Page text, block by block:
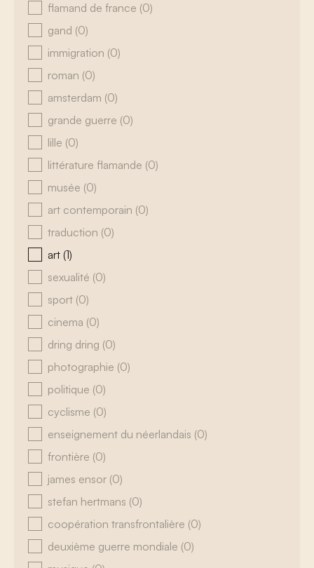
flamand de france (0)
gand (0)
immigration (0)
roman (0)
amsterdam (0)
grande guerre (0)
lille (0)
littérature flamande (0)
musée (0)
art contemporain (0)
traduction (0)
art (1)
sexualité (0)
sport (0)
cinema (0)
dring dring (0)
photographie (0)
politique (0)
cyclisme (0)
enseignement du néerlandais (0)
frontière (0)
james ensor (0)
stefan hertmans (0)
coopération transfrontalière (0)
deuxième guerre mondiale (0)